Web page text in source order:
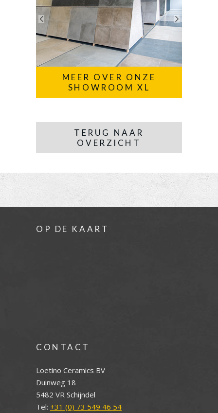
MEER OVER ONZE
SHOWROOM XL
TERUG NAAR
OVERZICHT
OP DE KAART
CONTACT
Loetino Ceramics BV
Duinweg 18
5482 VR Schijndel
Tel: +31 (0) 73 549 46 54